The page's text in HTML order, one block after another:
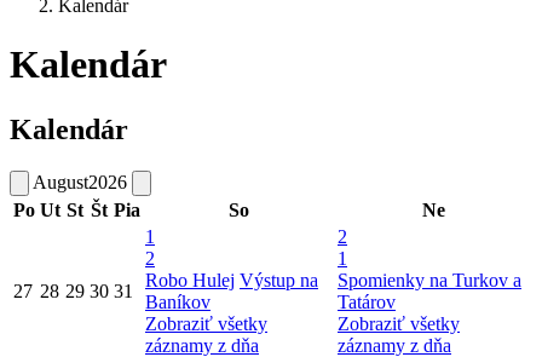
Kalendár
Kalendár
Kalendár
August2026
Po Ut St Št Pia So Ne
27 28 29 30 31
1
2
Robo Hulej Výstup na
Baníkov
Zobraziť všetky
záznamy z dňa
2
1
Spomienky na Turkov a
Tatárov
Zobraziť všetky
záznamy z dňa